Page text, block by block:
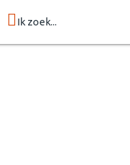
Ik zoek...